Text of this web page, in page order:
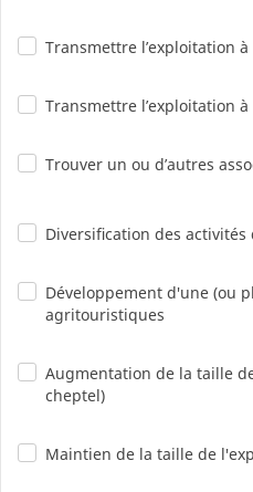
Transmettre l’exploitation
Transmettre l’exploitation
Trouver un ou d’autres
Diversification des
Développement d'une (ou
agritouristiques
Augmentation de la taille
cheptel)
Maintien de la taille de